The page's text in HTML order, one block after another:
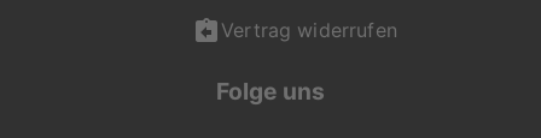
Vertrag widerrufen
Folge uns